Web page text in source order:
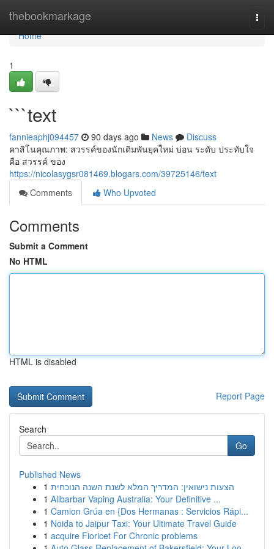
thebookmarkage
Home
Home
1
```text
fannieaphj094457 90 days ago News
Discuss
คาสิโนคุณภาพ: สวรรค์ของนักเดิมพันยุคใหม่ บ่อน ระดับ ประทับใจ
คือ สวรรค์ ของ
https://nicolasygsr081469.blogars.com/39725146/text
Comments
Who Upvoted
Comments
Submit a Comment
No HTML
HTML is disabled
Report Page
Search
Go
Published News
1 הצעות נישואין: המדריך המלא לשנת השנה הנוכחית
1 Alibarbar Vaping Australia: Your Definitive ...
1 Camion Grúa en {Dos Hermanas : Servicios Rápi...
1 Noida to Jaipur Taxi: Your Ultimate Travel Guide
1 acquire Fioricet For Chronic problems